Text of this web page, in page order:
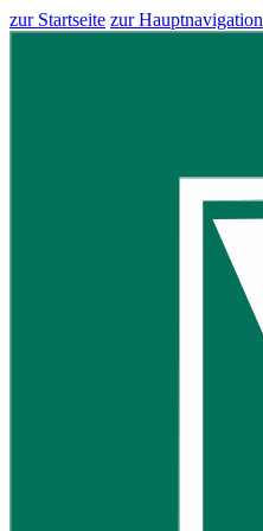
zur Startseite zur Hauptnavigation